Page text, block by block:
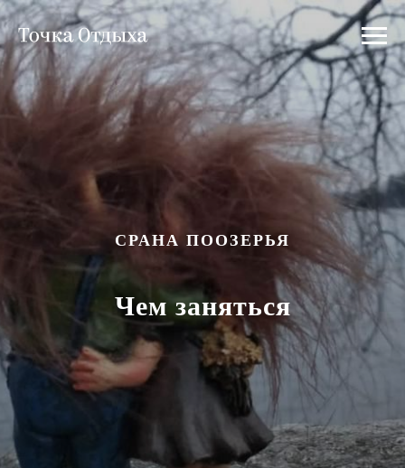
СРАНА ПООЗЕРЬЯ
Чем заняться